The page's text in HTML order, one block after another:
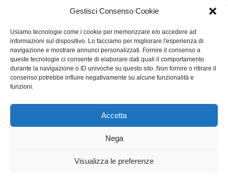
Gestisci Consenso Cookie
Usiamo tecnologie come i cookie per memorizzare e/o accedere ad
informazioni sul dispositivo. Lo facciamo per migliorare l'esperienza di
navigazione e mostrare annunci personalizzati. Fornire il consenso a
queste tecnologie ci consente di elaborare dati quali il comportamento
durante la navigazione o ID univoche su questo sito. Non fornire o ritirare il
consenso potrebbe influire negativamente su alcune funzionalità e
funzioni.
Accetta
Nega
Visualizza le preferenze
lago di garda Musica Nera news Notizie
Notizie dal Garda
Notizie Lombardia
Notizie per categoria Notizie Provincia di Brescia
Regione Lombardia
Sport Storia Territorio turismo
Privacy e cookie: questo sito utilizza i cookie. Continuando a utilizzare
Informativa sui cookie